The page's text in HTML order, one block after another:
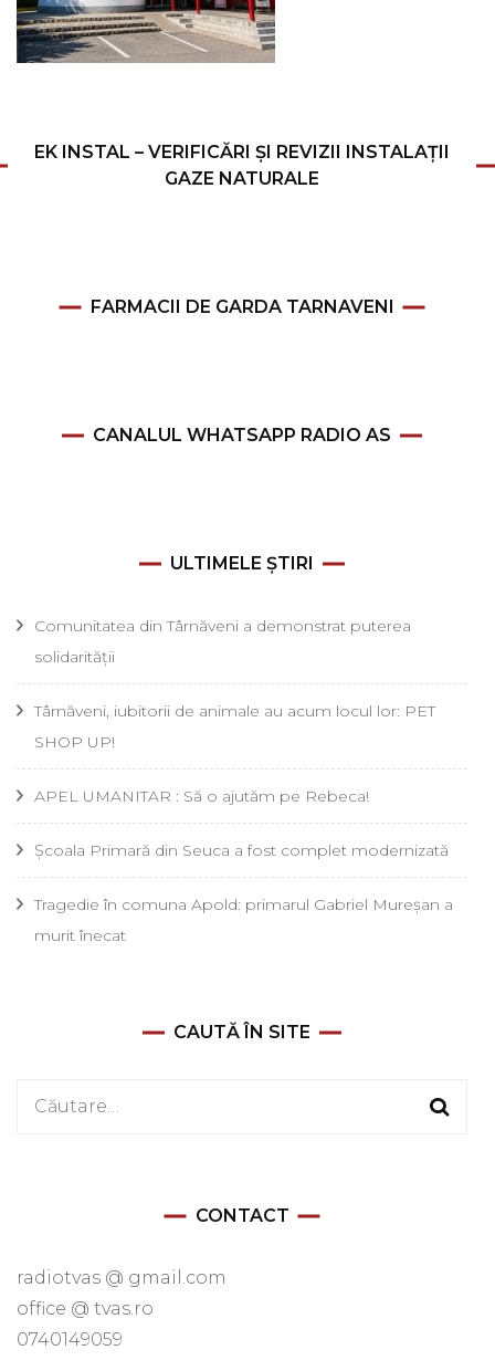
EK INSTAL – VERIFICĂRI ȘI REVIZII INSTALAȚII
GAZE NATURALE
FARMACII DE GARDA TARNAVENI
CANALUL WHATSAPP RADIO AS
ULTIMELE ȘTIRI
Comunitatea din Târnăveni a demonstrat puterea
solidarității
Târnăveni, iubitorii de animale au acum locul lor: PET
SHOP UP!
APEL UMANITAR : Să o ajutăm pe Rebeca!
Școala Primară din Seuca a fost complet modernizată
Tragedie în comuna Apold: primarul Gabriel Mureșan a
murit înecat
CAUTĂ ÎN SITE
Caută
CONTACT
radiotvas @ gmail.com
office @ tvas.ro
0740149059